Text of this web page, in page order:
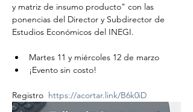
y matriz de insumo producto" con las
ponencias del Director y Subdirector de
Estudios Económicos del INEGI.
Martes 11 y miércoles 12 de marzo
¡Evento sin costo!
Registro https://acortar.link/B6k0iD